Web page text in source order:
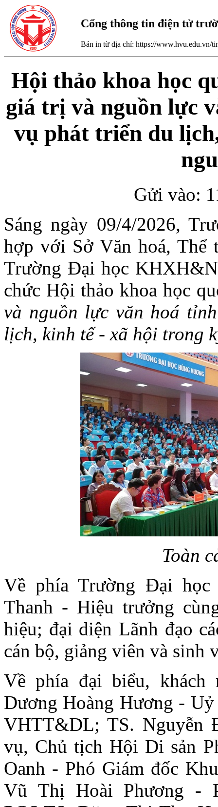
Cổng thông tin điện tử
Bản in từ địa chỉ: https://www.hvu.edu.vn/
Hội thảo khoa học
giá trị và nguồn lực
vụ phát triển du
Gửi vào:
Sáng ngày 09/4/2026,
hợp với Sở Văn hoá, Thể
Trường Đại học
chức Hội thảo khoa học
và nguồn lực văn hoá
lịch, kinh tế - xã hội trong
Toàn
Về phía Trường Đại
Thanh - Hiệu trưởng
hiệu; đại diện Lãnh đạo
cán bộ, giảng viên và sinh
Về phía đại biểu, khách
Dương Hoàng Hương -
VHTT&DL; TS. Nguyễn
vụ, Chủ tịch Hội Di sản
Oanh - Phó Giám đốc
Vũ Thị Hoài Phương -